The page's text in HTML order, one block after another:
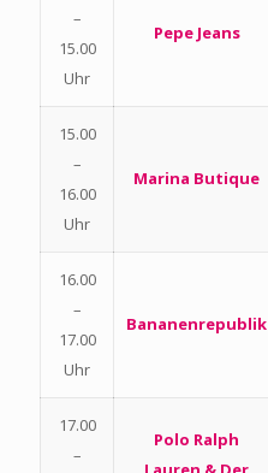
–
15.00
Uhr
Pepe Jeans
15.00
–
16.00
Uhr
Marina Butique
16.00
–
17.00
Uhr
Bananenrepublik
17.00
–
Polo Ralph